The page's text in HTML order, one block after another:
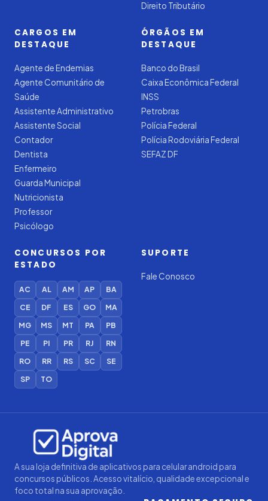
Direito Tributário
CARGOS EM
DESTAQUE
Agente de Endemias
Agente Comunitário de
Saúde
Assistente Administrativo
Assistente Social
Contador
Dentista
Enfermeiro
Guarda Municipal
Nutricionista
Professor
Psicólogo
ÓRGÃOS EM
DESTAQUE
Banco do Brasil
Caixa Econômica Federal
INSS
Petrobras
Polícia Federal
Polícia Rodoviária Federal
SEFAZ DF
CONCURSOS POR
ESTADO
AC AL AM AP
BA
CE
DF ES GO
MA
MG
MS MT PA
PB
PE
PI PR RJ
RN
RO
RR RS SC
SE
SP
TO
SUPORTE
Fale Conosco
A sua loja definitiva de aplicativos para celular android para
concursos públicos. Acesso vitalício, qualidade excepcional e
foco total na sua aprovação.